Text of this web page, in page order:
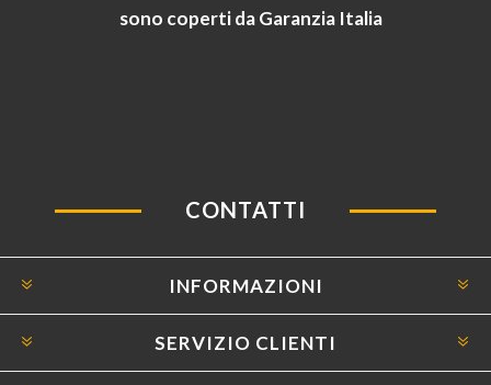
sono coperti da Garanzia Italia
CONTATTI
INFORMAZIONI
SERVIZIO CLIENTI